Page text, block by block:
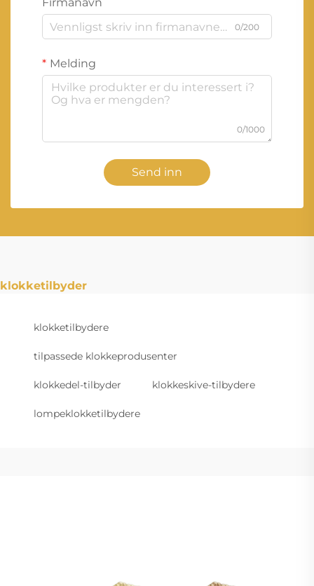
0/200
Melding
0/1000
Send inn
klokketilbyder
klokketilbydere
tilpassede klokkeprodusenter
klokkedel-tilbyder klokkeskive-tilbydere
lompeklokketilbydere